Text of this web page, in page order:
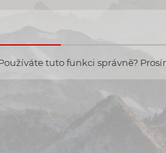
tuto funkci správně?